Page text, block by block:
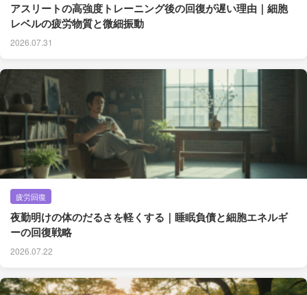
アスリートの高強度トレーニング後の回復が遅い理由｜細胞
レベルの疲労物質と微細振動
2026.07.31
疲労回復
夜勤明けの体のだるさを軽くする｜睡眠負債と細胞エネルギ
ーの回復戦略
2026.07.22